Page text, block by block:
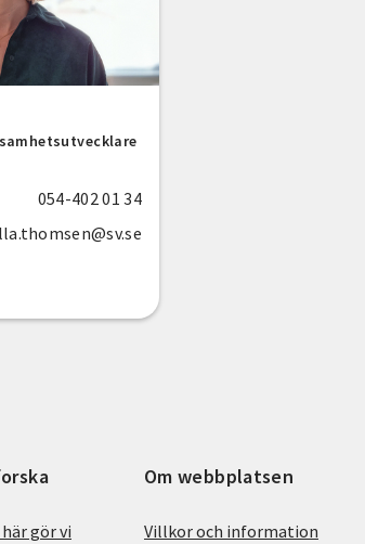
054-402 01 34
gör vi
Om webbplatsen
Villkor och information